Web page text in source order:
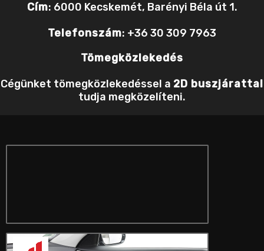
Cím: 6000 Kecskemét, Barényi Béla út 1.
Telefonszám: +36 30 309 7963
Tömegközlekedés
Cégünket tömegközlekedéssel a 2D buszjárattal
tudja megközelíteni.